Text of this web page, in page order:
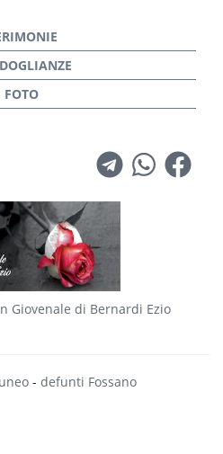
Giovenale di Bernardi Ezio
- defunti Fossano